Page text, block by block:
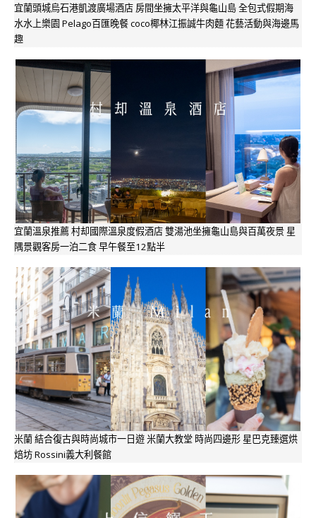
宜蘭頭城烏石港凱渡廣場酒店 房間坐擁太平洋與龜山島 全包式假期海
水水上樂園 Pelago百匯晚餐 coco椰林江振誠牛肉麵 花藝活動與海邊馬
趣
宜蘭溫泉推薦 村却國際溫泉度假酒店 雙湯池坐擁龜山島與百萬夜景 星
隅景觀客房一泊二食 早午餐至12點半
米蘭 結合復古與時尚城市一日遊 米蘭大教堂 時尚四邊形 星巴克臻選烘
焙坊 Rossini義大利餐館